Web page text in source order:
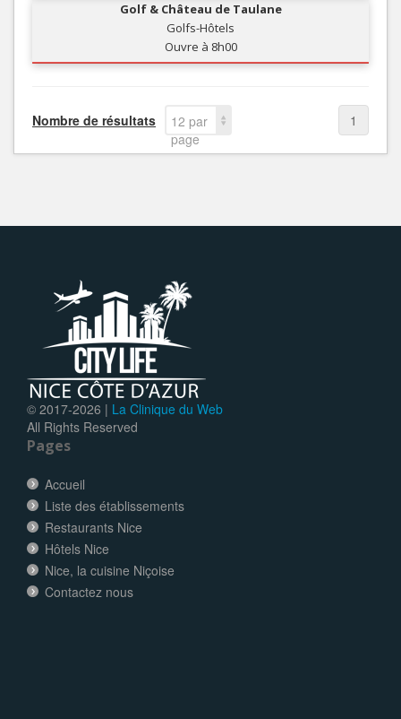
Golf & Château de Taulane
Golfs-Hôtels
Ouvre à 8h00
Nombre de résultats
12 par
page
1
© 2017-2026 | La Clinique du Web
All Rights Reserved
Pages
Accueil
Liste des établissements
Restaurants Nice
Hôtels Nice
Nice, la cuisine Niçoise
Contactez nous